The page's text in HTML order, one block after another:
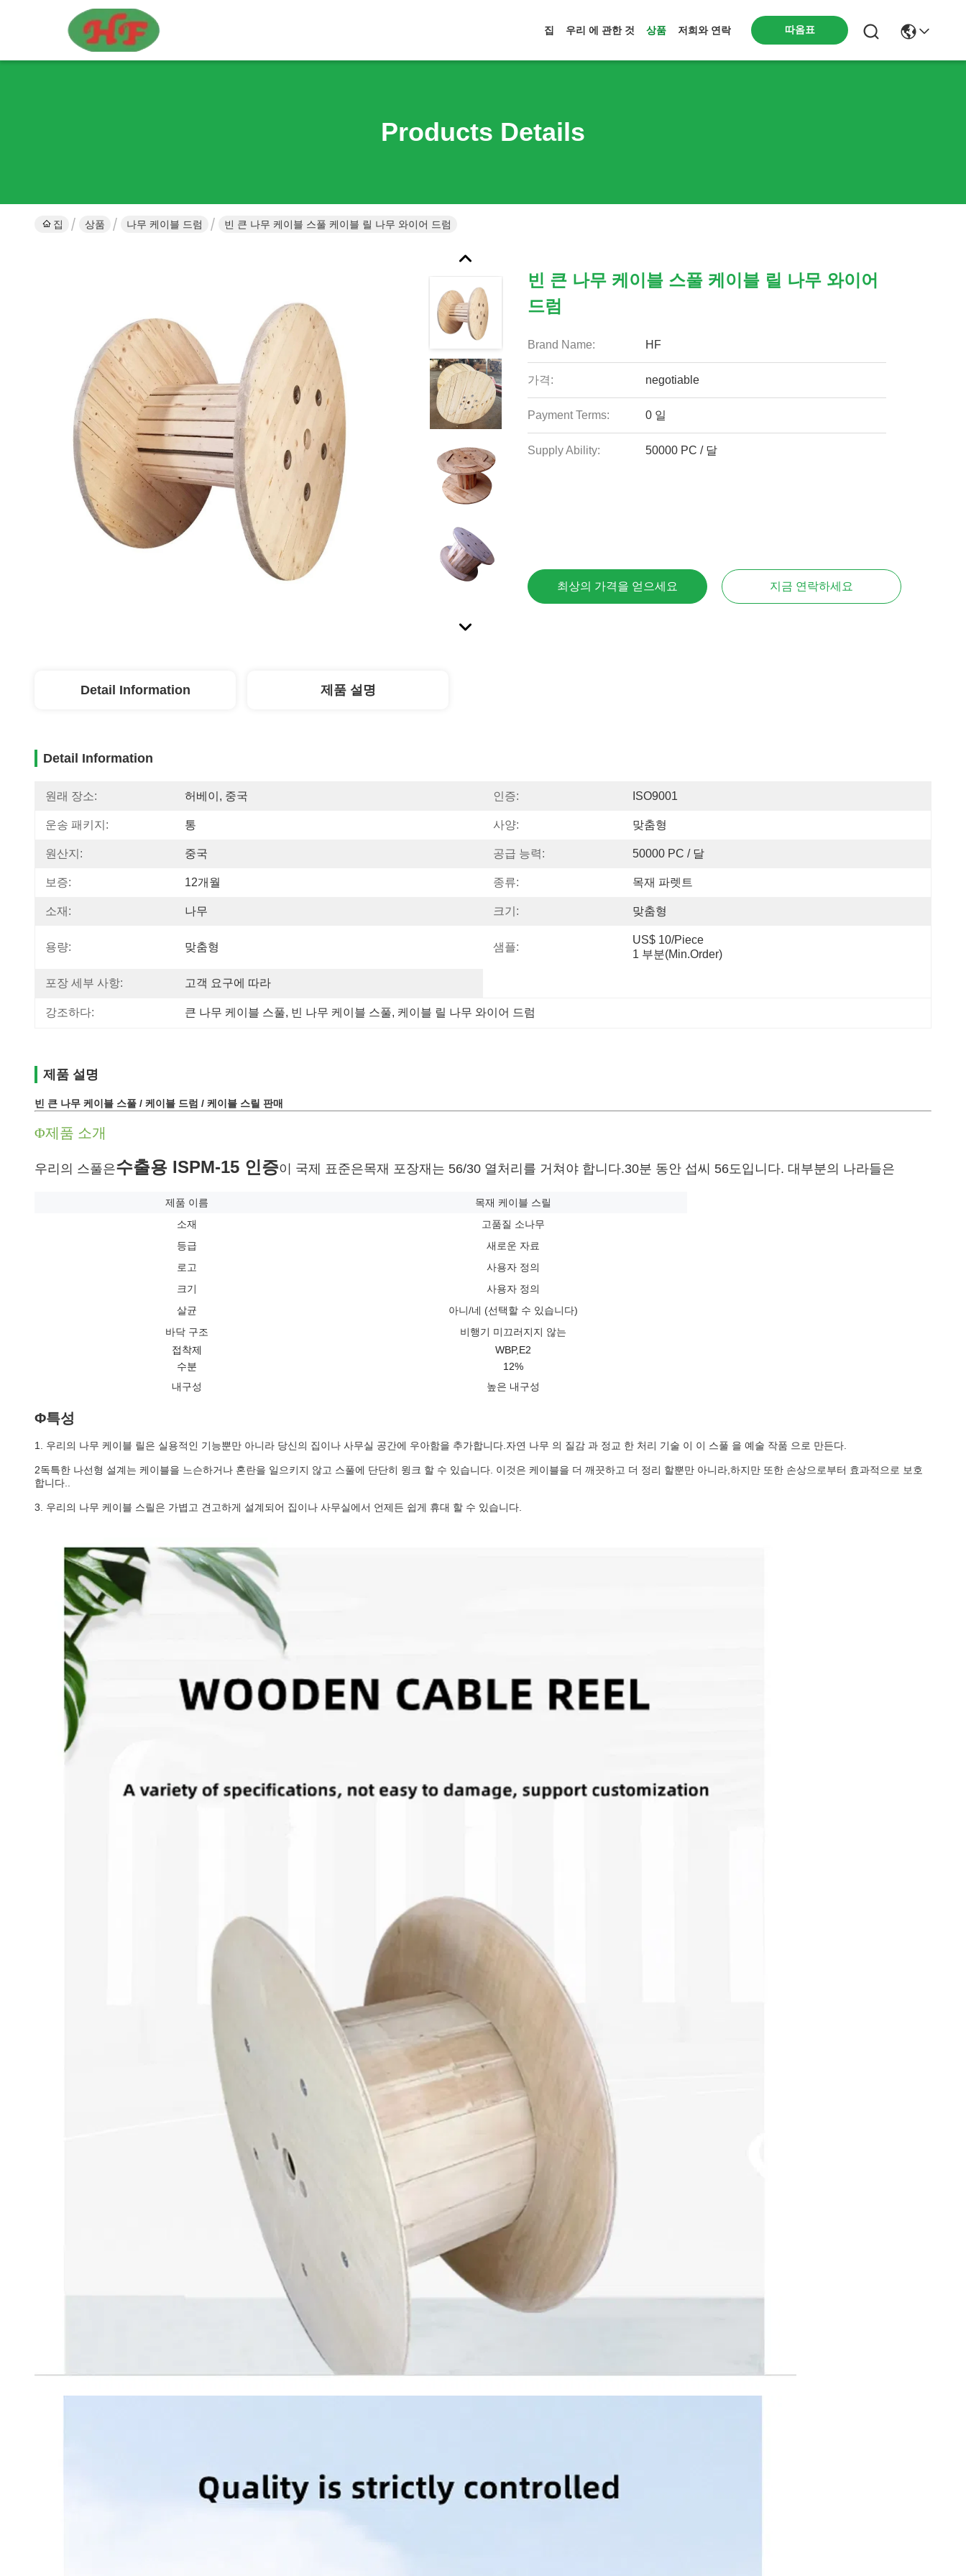
집 우리 에 관한 것 상품 저희와 연락 따옴표
Products Details
집 상품 나무 케이블 드럼 빈 큰 나무 케이블 스풀 케이블 릴 나무 와이어 드럼
빈 큰 나무 케이블 스풀 케이블 릴 나무 와이어
드럼
Brand Name: HF
가격: negotiable
Payment Terms: 0 일
Supply Ability: 50000 PC / 달
최상의 가격을 얻으세요 지금 연락하세요
Detail Information 제품 설명
Detail Information
원래 장소: 허베이, 중국 인증: ISO9001
운송 패키지: 통 사양: 맞춤형
원산지: 중국 공급 능력: 50000 PC / 달
보증: 12개월 종류: 목재 파렛트
소재: 나무 크기: 맞춤형
용량: 맞춤형 샘플:
US$ 10/Piece
포장 세부 사항: 고객 요구에 따라
강조하다: 큰 나무 케이블 스풀, 빈 나무 케이블 스풀, 케이블 릴 나무 와이어 드럼
제품 설명
빈 큰 나무 케이블 스풀 / 케이블 드럼 / 케이블 스릴 판매
Φ제품 소개
우리의 스풀은수출용 ISPM-15 인증이 국제 표준은목재 포장재는 56/30 열처리를 거쳐야 합니다.30분 동안 섭씨 56도입니다. 대부분의 나라들은
제품 이름
목재 케이블 스릴
소재
고품질 소나무
등급
새로운 자료
로고
사용자 정의
크기
사용자 정의
살균
아니/네 (선택할 수 있습니다)
바닥 구조
비행기 미끄러지지 않는
접착제
WBP,E2
수분
12%
내구성
높은 내구성
Φ특성
1. 우리의 나무 케이블 릴은 실용적인 기능뿐만 아니라 당신의 집이나 사무실 공간에 우아함을 추가합니다.자연 나무 의 질감 과 정교 한 처리 기술 이 이 스풀 을 예술 작품 으로 만든다.
2독특한 나선형 설계는 케이블을 느슨하거나 혼란을 일으키지 않고 스풀에 단단히 윙크 할 수 있습니다. 이것은 케이블을 더 깨끗하고 더 정리 할뿐만 아니라,하지만 또한 손상으로부터 효과적으로 보호
합니다..
3. 우리의 나무 케이블 스릴은 가볍고 견고하게 설계되어 집이나 사무실에서 언제든 쉽게 휴대 할 수 있습니다.